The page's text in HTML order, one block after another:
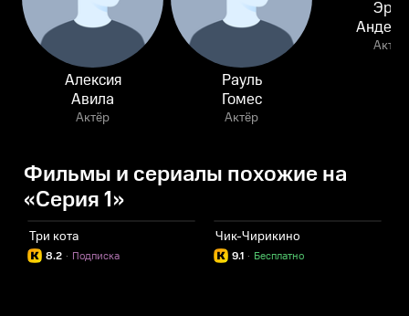
Алексия
Авила
Актёр
Рауль
Гомес
Актёр
Эрик
Актёр
Фильмы и сериалы похожие на
«Серия 1»
Три кота
8.2 Подписка
·
Чик-Чирикино
9.1 Бесплатно
·